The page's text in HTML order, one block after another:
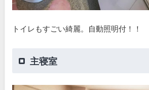
トイレもすごい綺麗。自動照明付！！
主寝室